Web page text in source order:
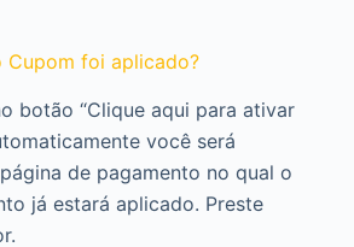
Cupom foi aplicado?
botão “Clique aqui para ativar
você será
de pagamento no qual o
já estará aplicado. Preste